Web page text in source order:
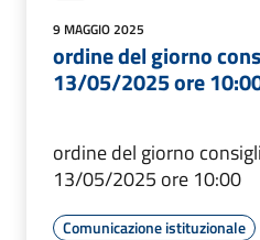
9 MAGGIO 2025
ordine del giorno
13/05/2025 ore
ordine del giorno
13/05/2025 ore 10:00
Comunicazione istituzionale